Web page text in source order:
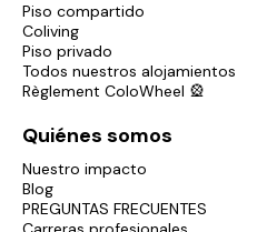
Piso compartido
Coliving
Piso privado
Todos nuestros alojamientos
Règlement ColoWheel 🎡
Quiénes somos
Nuestro impacto
Blog
PREGUNTAS FRECUENTES